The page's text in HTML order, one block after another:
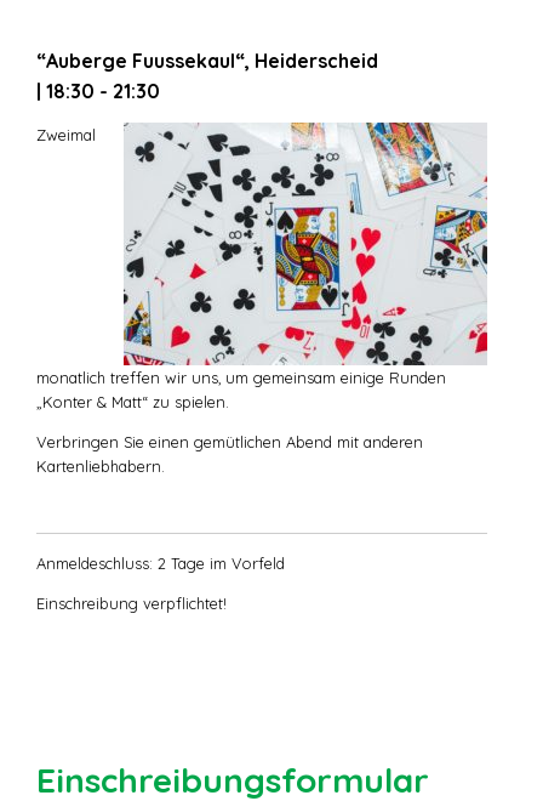
“Auberge Fuussekaul“, Heiderscheid
| 18:30 - 21:30
Zweimal
monatlich treffen wir uns, um gemeinsam einige Runden
„Konter & Matt“ zu spielen.
Verbringen Sie einen gemütlichen Abend mit anderen
Kartenliebhabern.
Anmeldeschluss: 2 Tage im Vorfeld
Einschreibung verpflichtet!
Einschreibungsformular